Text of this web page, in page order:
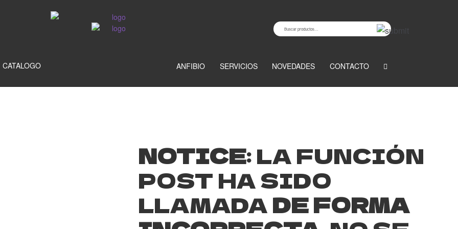
Buscar
por:
Buscar
ANFIBIO SERVICIOS NOVEDADES CONTACTO
CATALOGO
NOTICE: LA FUNCIÓN
POST HA SIDO
LLAMADADE FORMA